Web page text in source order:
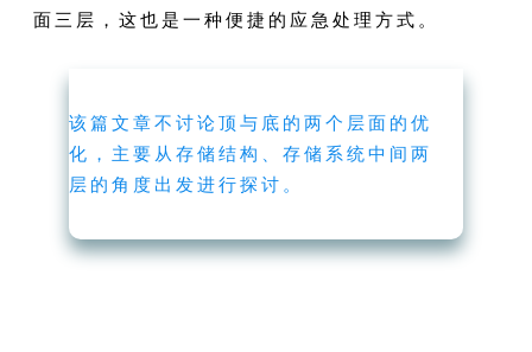
面三层，这也是一种便捷的应急处理方式。
该篇文章不讨论顶与底的两个层面的优
化，主要从存储结构、存储系统中间两
层的角度出发进行探讨。